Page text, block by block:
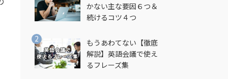
かない主な要因６つ＆
続けるコツ４つ
もうあわてない【徹底
解説】英語会議で使え
るフレーズ集